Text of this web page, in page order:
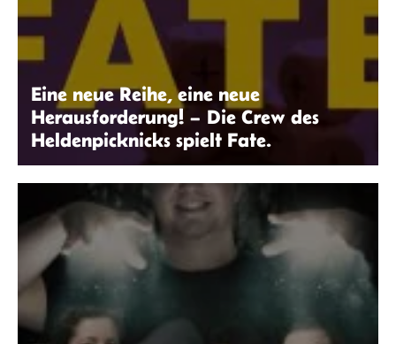
Eine neue Reihe, eine neue
Herausforderung! – Die Crew des
Heldenpicknicks spielt Fate.